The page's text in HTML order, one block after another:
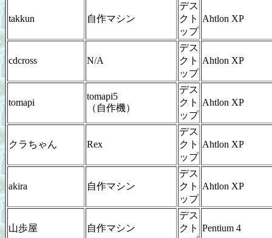
takkun 自作マシン
デス
クト
ップ
Ahtlon XP
cdcross N/A
デス
クト
ップ
Ahtlon XP
tomapi
tomapi5
（自作機）
デス
クト
ップ
Ahtlon XP
クラちゃん Rex
デス
クト
ップ
Ahtlon XP
akira 自作マシン
デス
クト
ップ
Ahtlon XP
山歩屋 自作マシン
デス
クト Pentium 4